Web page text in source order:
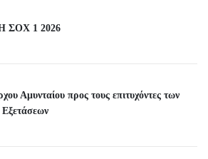
ΣΟΧ 1 2026
Αμυνταίου προς τους επιτυχόντες των